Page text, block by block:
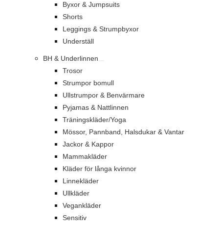
Byxor & Jumpsuits
Shorts
Leggings & Strumpbyxor
Underställ
BH & Underlinnen
Trosor
Strumpor bomull
Ullstrumpor & Benvärmare
Pyjamas & Nattlinnen
Träningskläder/Yoga
Mössor, Pannband, Halsdukar & Vantar
Jackor & Kappor
Mammakläder
Kläder för långa kvinnor
Linnekläder
Ullkläder
Vegankläder
Sensitiv